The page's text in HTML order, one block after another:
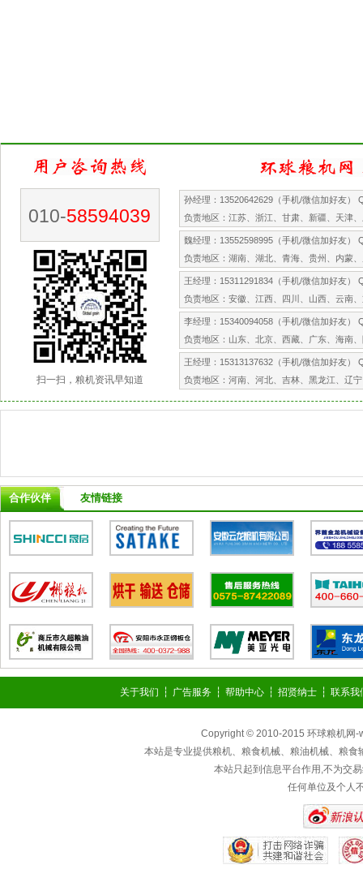
010-58594039
扫一扫，粮机资讯早知道
孙经理：13520642629（手机/微信加好友）
负责地区：江苏、浙江、甘肃、新疆、天津
魏经理：13552598995（手机/微信加好友）
负责地区：湖南、湖北、青海、贵州、内蒙
王经理：15311291834（手机/微信加好友）
负责地区：安徽、江西、四川、山西、云南
李经理：15340094058（手机/微信加好友）
负责地区：山东、北京、西藏、广东、海南
王经理：15313137632（手机/微信加好友）
负责地区：河南、河北、吉林、黑龙江、辽宁
合作伙伴 友情链接
关于我们 ┆ 广告服务 ┆ 帮助中心 ┆ 招贤纳士 ┆ 联系我
Copyright © 2010-2015 环球粮机网-
本站是专业提供粮机、粮食机械、粮油机械、粮
本站只起到信息平台作用,不为交
任何单位及个人